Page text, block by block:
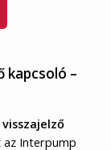
kapcsoló –
visszajelző
az Interpump